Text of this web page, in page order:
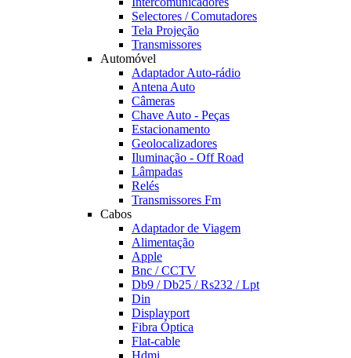
Selectores / Comutadores
Tela Projeção
Transmissores
Automóvel
Adaptador Auto-rádio
Antena Auto
Câmeras
Chave Auto - Peças
Estacionamento
Geolocalizadores
Iluminação - Off Road
Lâmpadas
Relés
Transmissores Fm
Cabos
Adaptador de Viagem
Alimentação
Apple
Bnc / CCTV
Db9 / Db25 / Rs232 / Lpt
Din
Displayport
Fibra Óptica
Flat-cable
Hdmi